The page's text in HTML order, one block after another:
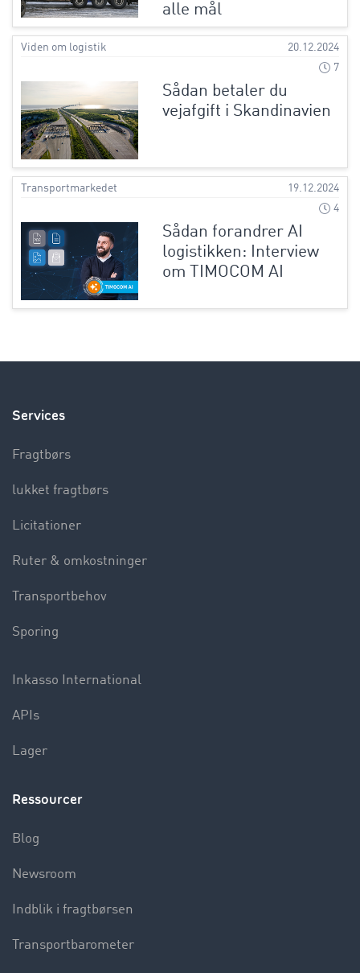
alle mål
Viden om logistik
20.12.2024
7
Sådan betaler du
vejafgift i Skandinavien
Transportmarkedet
19.12.2024
4
Sådan forandrer AI
logistikken: Interview
om TIMOCOM AI
Services
Fragtbørs
lukket fragtbørs
Licitationer
Ruter & omkostninger
Transportbehov
Sporing
Inkasso International
APIs
Lager
Ressourcer
Blog
Newsroom
Indblik i fragtbørsen
Transportbarometer